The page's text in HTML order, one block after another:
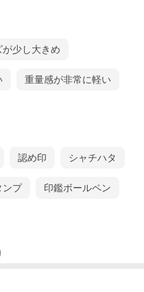
が少し大きめ
重量感が非常に軽い
認め印 シャチハタ
ンプ 印鑑ボールペン